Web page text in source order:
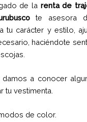
de la renta de
te asesora
tu carácter y estilo,
haciéndote
damos a conocer
tu vestimenta.
de color.